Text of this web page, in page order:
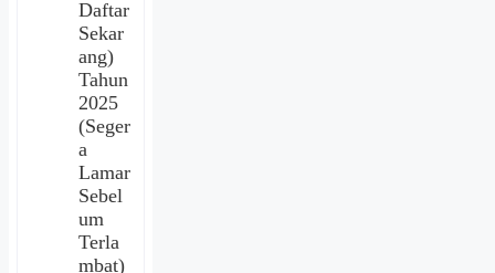
Daftar
Sekar
ang)
Tahun
2025
(Seger
a
Lamar
Sebel
um
Terla
mbat)